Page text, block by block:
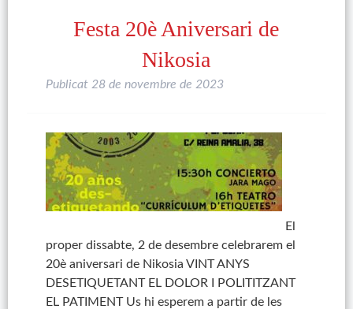
Festa 20è Aniversari de
Nikosia
Publicat 28 de novembre de 2023
El
proper dissabte, 2 de desembre celebrarem el
20è aniversari de Nikosia VINT ANYS
DESETIQUETANT EL DOLOR I POLITITZANT
EL PATIMENT Us hi esperem a partir de les